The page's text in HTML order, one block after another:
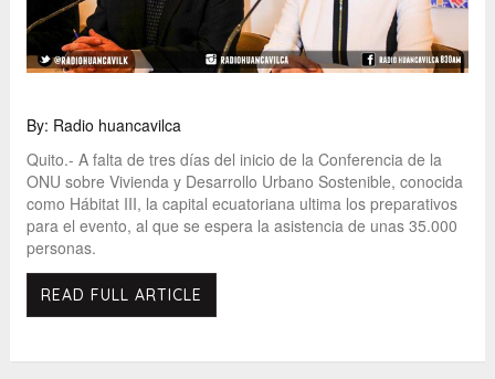
By: Radio huancavilca
Quito.- A falta de tres días del inicio de la Conferencia de la
ONU sobre Vivienda y Desarrollo Urbano Sostenible, conocida
como Hábitat III, la capital ecuatoriana ultima los preparativos
para el evento, al que se espera la asistencia de unas 35.000
personas.
READ FULL ARTICLE